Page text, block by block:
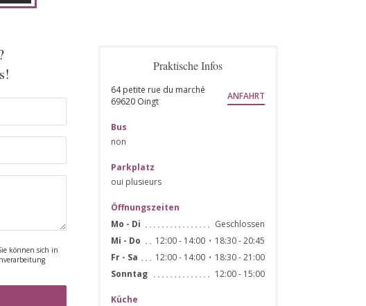
können sich in
Praktische Infos
64 petite rue du marché
69620 Oingt((öffnet ein neues Fenster))
ANFAHRT
Bus
non
Parkplatz
oui plusieurs
Öffnungszeiten
Mo - Di
Geschlossen
Mi - Do 12:00 - 14:00 • 18:30 - 20:45
Fr- Sa 12:00 - 14:00 • 18:30 - 21:00
Sonntag
12:00 - 15:00
Küche